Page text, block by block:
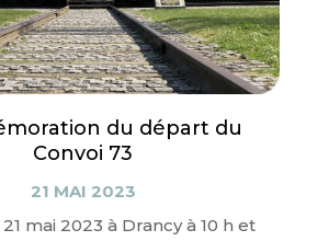
du départ du
Convoi 73
21 MAI 2023
mai 2023 à Drancy à 10 h et